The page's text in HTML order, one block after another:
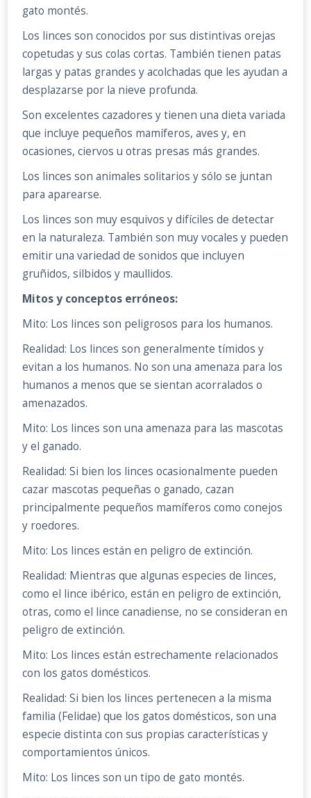
gato montés.
Los linces son conocidos por sus distintivas orejas
copetudas y sus colas cortas. También tienen patas
largas y patas grandes y acolchadas que les ayudan a
desplazarse por la nieve profunda.
Son excelentes cazadores y tienen una dieta variada
que incluye pequeños mamíferos, aves y, en
ocasiones, ciervos u otras presas más grandes.
Los linces son animales solitarios y sólo se juntan
para aparearse.
Los linces son muy esquivos y difíciles de detectar
en la naturaleza. También son muy vocales y pueden
emitir una variedad de sonidos que incluyen
gruñidos, silbidos y maullidos.
Mitos y conceptos erróneos:
Mito: Los linces son peligrosos para los humanos.
Realidad: Los linces son generalmente tímidos y
evitan a los humanos. No son una amenaza para los
humanos a menos que se sientan acorralados o
amenazados.
Mito: Los linces son una amenaza para las mascotas
y el ganado.
Realidad: Si bien los linces ocasionalmente pueden
cazar mascotas pequeñas o ganado, cazan
principalmente pequeños mamíferos como conejos
y roedores.
Mito: Los linces están en peligro de extinción.
Realidad: Mientras que algunas especies de linces,
como el lince ibérico, están en peligro de extinción,
otras, como el lince canadiense, no se consideran en
peligro de extinción.
Mito: Los linces están estrechamente relacionados
con los gatos domésticos.
Realidad: Si bien los linces pertenecen a la misma
familia (Felidae) que los gatos domésticos, son una
especie distinta con sus propias características y
comportamientos únicos.
Mito: Los linces son un tipo de gato montés.